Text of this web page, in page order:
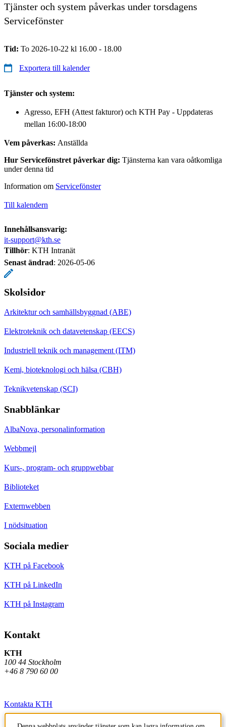
Tjänster och system påverkas under torsdagens
Servicefönster
Tid: To 2026-10-22 kl 16.00 - 18.00
Exportera till kalender
Tjänster och system:
Agresso, EFH (Attest fakturor) och KTH Pay - Uppdateras
mellan 16:00-18:00
Vem påverkas: Anställda
Hur Servicefönstret påverkar dig: Tjänsterna kan vara oåtkomliga
under denna tid
Information om Servicefönster
Till kalendern
Innehållsansvarig:
it-support@kth.se
Tillhör: KTH Intranät
Senast ändrad: 2026-05-06
Skolsidor
Arkitektur och samhällsbyggnad (ABE)
Elektroteknik och datavetenskap (EECS)
Industriell teknik och management (ITM)
Kemi, bioteknologi och hälsa (CBH)
Teknikvetenskap (SCI)
Snabblänkar
AlbaNova, personalinformation
Webbmejl
Kurs-, program- och gruppwebbar
Biblioteket
Externwebben
I nödsituation
Sociala medier
KTH på Facebook
KTH på LinkedIn
KTH på Instagram
Kontakt
KTH
100 44 Stockholm
+46 8 790 60 00
Kontakta KTH
Jobba på KTH